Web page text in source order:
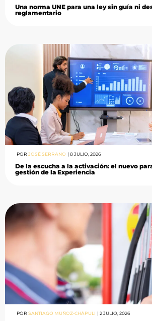
Una norma UNE para una ley sin guía ni
reglamentario
POR JOSÉ SERRANO | 8 JULIO, 2026
De la escucha a la activación: el nuevo
gestión de la Experiencia
POR SANTIAGO MUÑOZ-CHÁPULI | 2 JULIO, 2026